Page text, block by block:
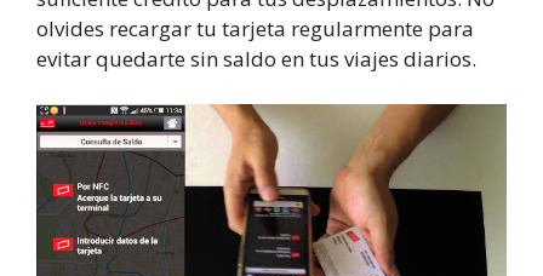
olvides recargar tu tarjeta regularmente para
evitar quedarte sin saldo en tus viajes diarios.